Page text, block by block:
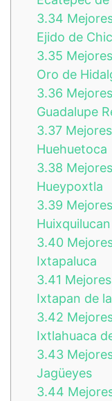
3.34
Ejido de
3.35
Oro de
3.36
Guadalupe
3.37
Huehuetoca
3.38
Hueypoxtla
3.39
3.40
Ixtapaluca
3.41
Ixtapan de
3.42
Ixtlahuaca
3.43
Jagüeyes
3.44